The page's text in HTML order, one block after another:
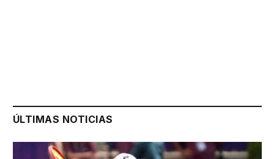
ÚLTIMAS NOTICIAS